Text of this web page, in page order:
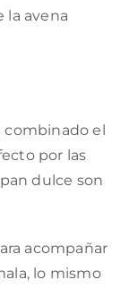
la avena
combinado el
por las
dulce son
acompañar
lo mismo